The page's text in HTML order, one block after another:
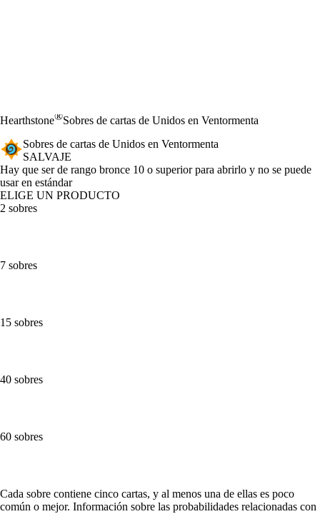
Hearthstone®Sobres de cartas de Unidos en Ventormenta
Sobres de cartas de Unidos en Ventormenta
SALVAJE
Product Notification
Hay que ser de rango bronce 10 o superior para abrirlo y no se puede
usar en estándar
ELIGE UN PRODUCTO
2 sobres
7 sobres
15 sobres
40 sobres
60 sobres
Available actions
Cada sobre contiene cinco cartas, y al menos una de ellas es poco
común o mejor. Información sobre las probabilidades relacionadas con